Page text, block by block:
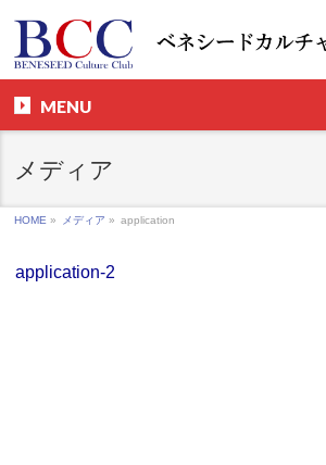
MENU
メディア
HOME » メディア » application
application-2